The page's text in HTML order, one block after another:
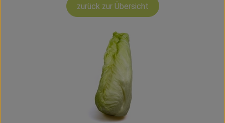
zurück zur Übersicht